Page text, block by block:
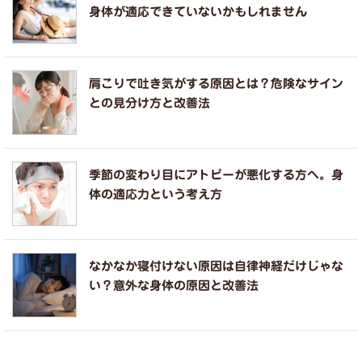
身体が適応できていないかもしれません
肩こりで吐き気がする原因とは？危険なサイン
との見分け方と改善法
季節の変わり目にアトピーが悪化する方へ。身
体の適応力という考え方
なかなか寝付けない原因は自律神経だけじゃな
い？意外な身体の原因と改善法